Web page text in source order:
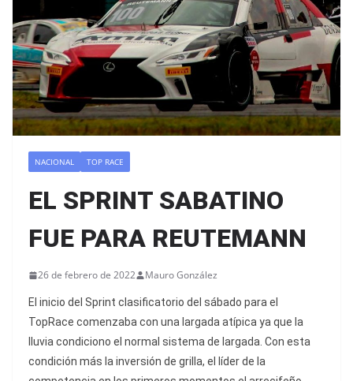
NACIONAL TOP RACE
EL SPRINT SABATINO
FUE PARA REUTEMANN
26 de febrero de 2022 Mauro González
El inicio del Sprint clasificatorio del sábado para el
TopRace comenzaba con una largada atípica ya que la
lluvia condiciono el normal sistema de largada. Con esta
condición más la inversión de grilla, el líder de la